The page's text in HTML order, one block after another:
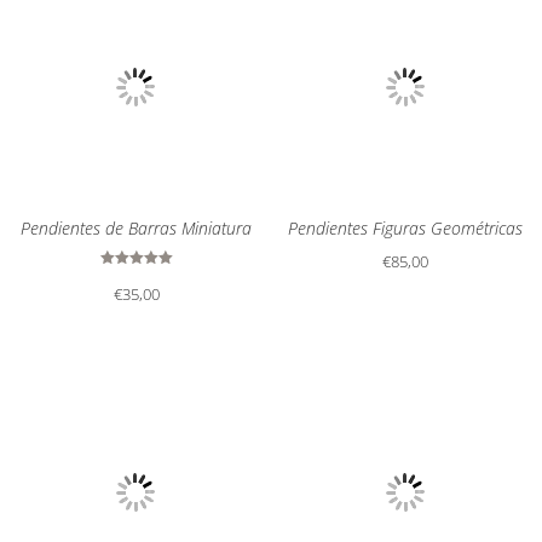
Pendientes de Barras Miniatura
con
5.00
€35,00
Pendientes Figuras Geométricas
€85,00